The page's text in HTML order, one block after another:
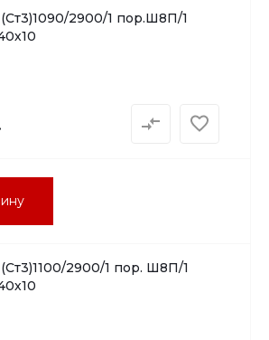
2900/1 пор.Ш8П/1
2900/1 пор. Ш8П/1